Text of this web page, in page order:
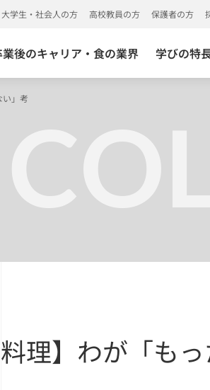
後のキャリア・食の業界 学びの特
大学生・社会人の方 高校教員の方 保護者の方
い」考
理】わが「も